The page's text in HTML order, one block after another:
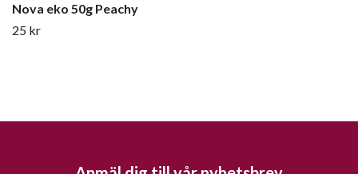
Nova eko 50g Peachy
25 kr